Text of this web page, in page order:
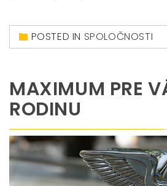
POSTED IN SPOLOČNOSTI
MAXIMUM PRE
RODINU